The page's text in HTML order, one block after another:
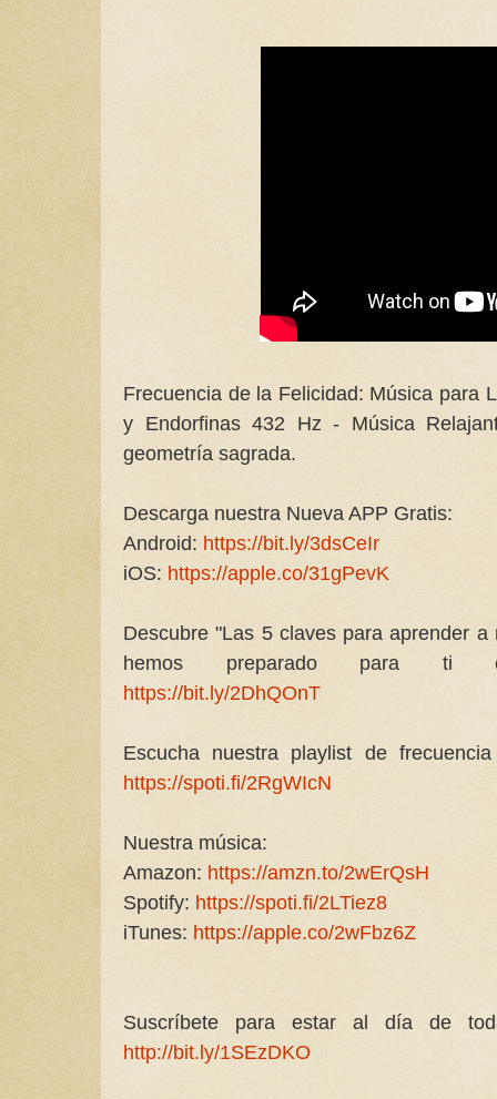
Frecuencia de la Felicidad: Música para
y Endorfinas 432 Hz - Música
geometría sagrada.
Descarga nuestra Nueva APP Gratis:
Android: https://bit.ly/3dsCeIr
iOS: https://apple.co/31gPevK
Descubre "Las 5 claves para aprender
hemos preparado para ti
https://bit.ly/2DhQOnT
Escucha nuestra playlist de
https://spoti.fi/2RgWIcN
Nuestra música:
Amazon: https://amzn.to/2wErQsH
Spotify: https://spoti.fi/2LTiez8
iTunes: https://apple.co/2wFbz6Z
Suscríbete para estar al día de
http://bit.ly/1SEzDKO